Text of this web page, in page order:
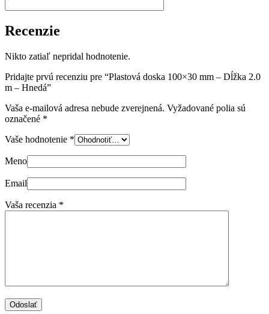
Recenzie
Nikto zatiaľ nepridal hodnotenie.
Pridajte prvú recenziu pre “Plastová doska 100×30 mm – Dĺžka 2.0
m – Hnedá”
Vaša e-mailová adresa nebude zverejnená. Vyžadované polia sú
označené *
Vaše hodnotenie *
Meno
Email
Vaša recenzia *
Odoslať